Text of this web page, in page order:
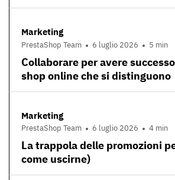
Marketing
PrestaShop Team 6 luglio 2026 5 min
Collaborare per avere
shop online che si distinguono
Marketing
PrestaShop Team 6 luglio 2026 4 min
La trappola delle promozioni
come uscirne)